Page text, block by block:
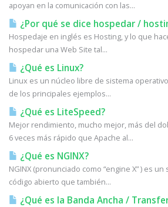
apoyan en la comunicación con las...
¿Por qué se dice hospedar /
Hospedaje en inglés es Hosting, y lo que
hospedar una Web Site tal...
¿Qué es Linux?
Linux es un núcleo libre de sistema
de los principales ejemplos...
¿Qué es LiteSpeed?
Mejor rendimiento, mucho mejor, más del
6 veces más rápido que Apache al...
¿Qué es NGINX?
NGINX (pronunciado como “engine X” ) es
código abierto que también...
¿Qué es la Banda Ancha /